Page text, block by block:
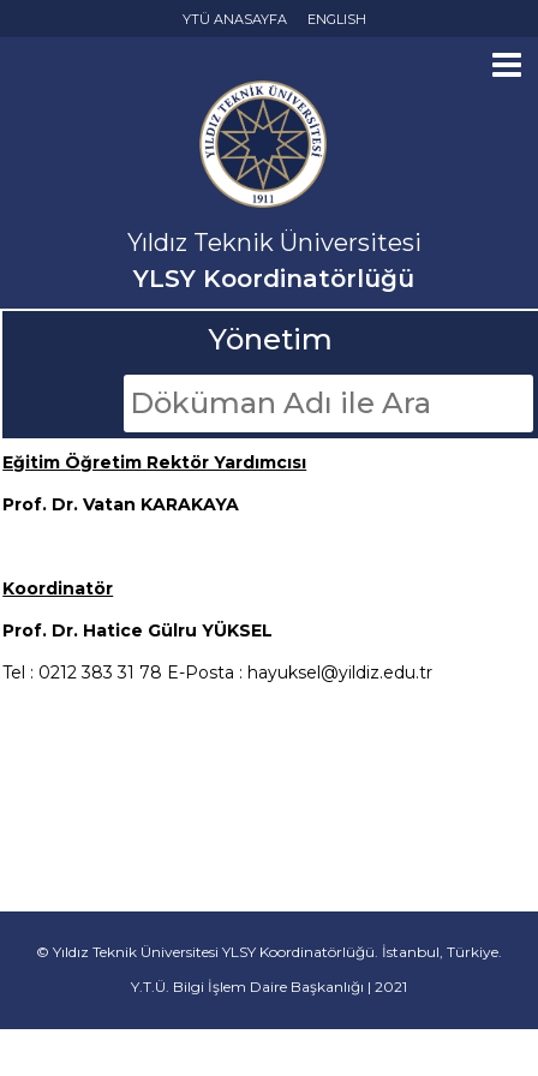
YTÜ ANASAYFA ENGLISH
Yıldız Teknik Üniversitesi
YLSY Koordinatörlüğü
Yönetim
Eğitim Öğretim Rektör Yardımcısı
Prof. Dr. Vatan KARAKAYA
Koordinatör
Prof. Dr. Hatice Gülru YÜKSEL
Tel : 0212 383 31 78 E-Posta : hayuksel@yildiz.edu.tr
© Yıldız Teknik Üniversitesi YLSY Koordinatörlüğü. İstanbul, Türkiye.
Y.T.Ü. Bilgi İşlem Daire Başkanlığı | 2021